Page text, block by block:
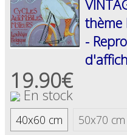
thème
-
19.90€
En stock
40x60 cm 50x70 cm